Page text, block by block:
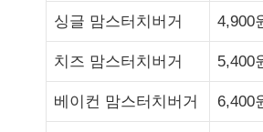
싱글 맘스터치버거 4,900
치즈 맘스터치버거 5,400
베이컨 맘스터치버거 6,400